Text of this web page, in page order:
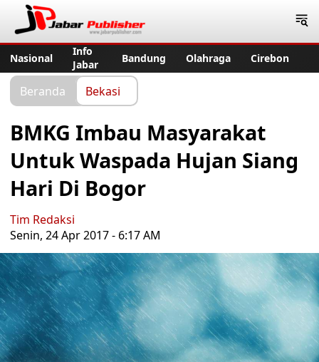
Nasional
Info
Jabar
Bandung Olahraga Cirebon
Beranda Bekasi
BMKG Imbau Masyarakat
Untuk Waspada Hujan Siang
Hari Di Bogor
Tim Redaksi
Senin, 24 Apr 2017 - 6:17 AM